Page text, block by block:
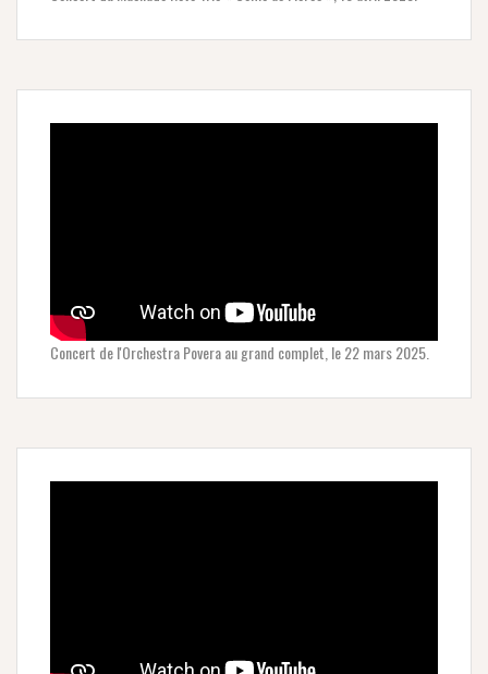
Concert de l'Orchestra Povera au grand complet, le 22 mars 2025.